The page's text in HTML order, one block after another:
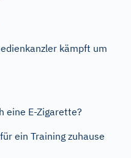
kämpft um
eine E-Zigarette?
ein Training zuhause